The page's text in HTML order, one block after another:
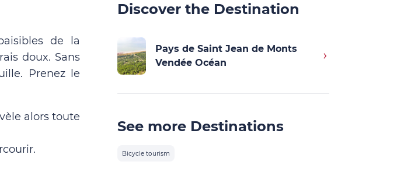
de la
doux. Sans
Prenez le
alors toute
Discover the Destination
Pays de Saint Jean de Monts
Vendée Océan
See more Destinations
Bicycle tourism